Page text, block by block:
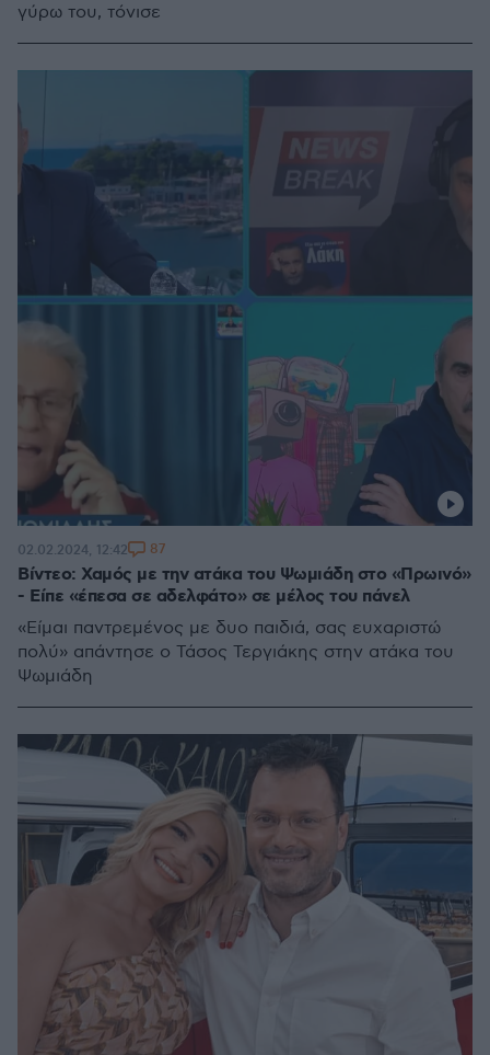
γύρω του, τόνισε
Βίντεο: Χαμός με την ατάκα του Ψωμιάδη στο «Πρωινό»
- Είπε «έπεσα σε αδελφάτο» σε μέλος του πάνελ
«Είμαι παντρεμένος με δυο παιδιά, σας ευχαριστώ
πολύ» απάντησε ο Τάσος Τεργιάκης στην ατάκα του
Ψωμιάδη
02.02.2024, 12:42 87